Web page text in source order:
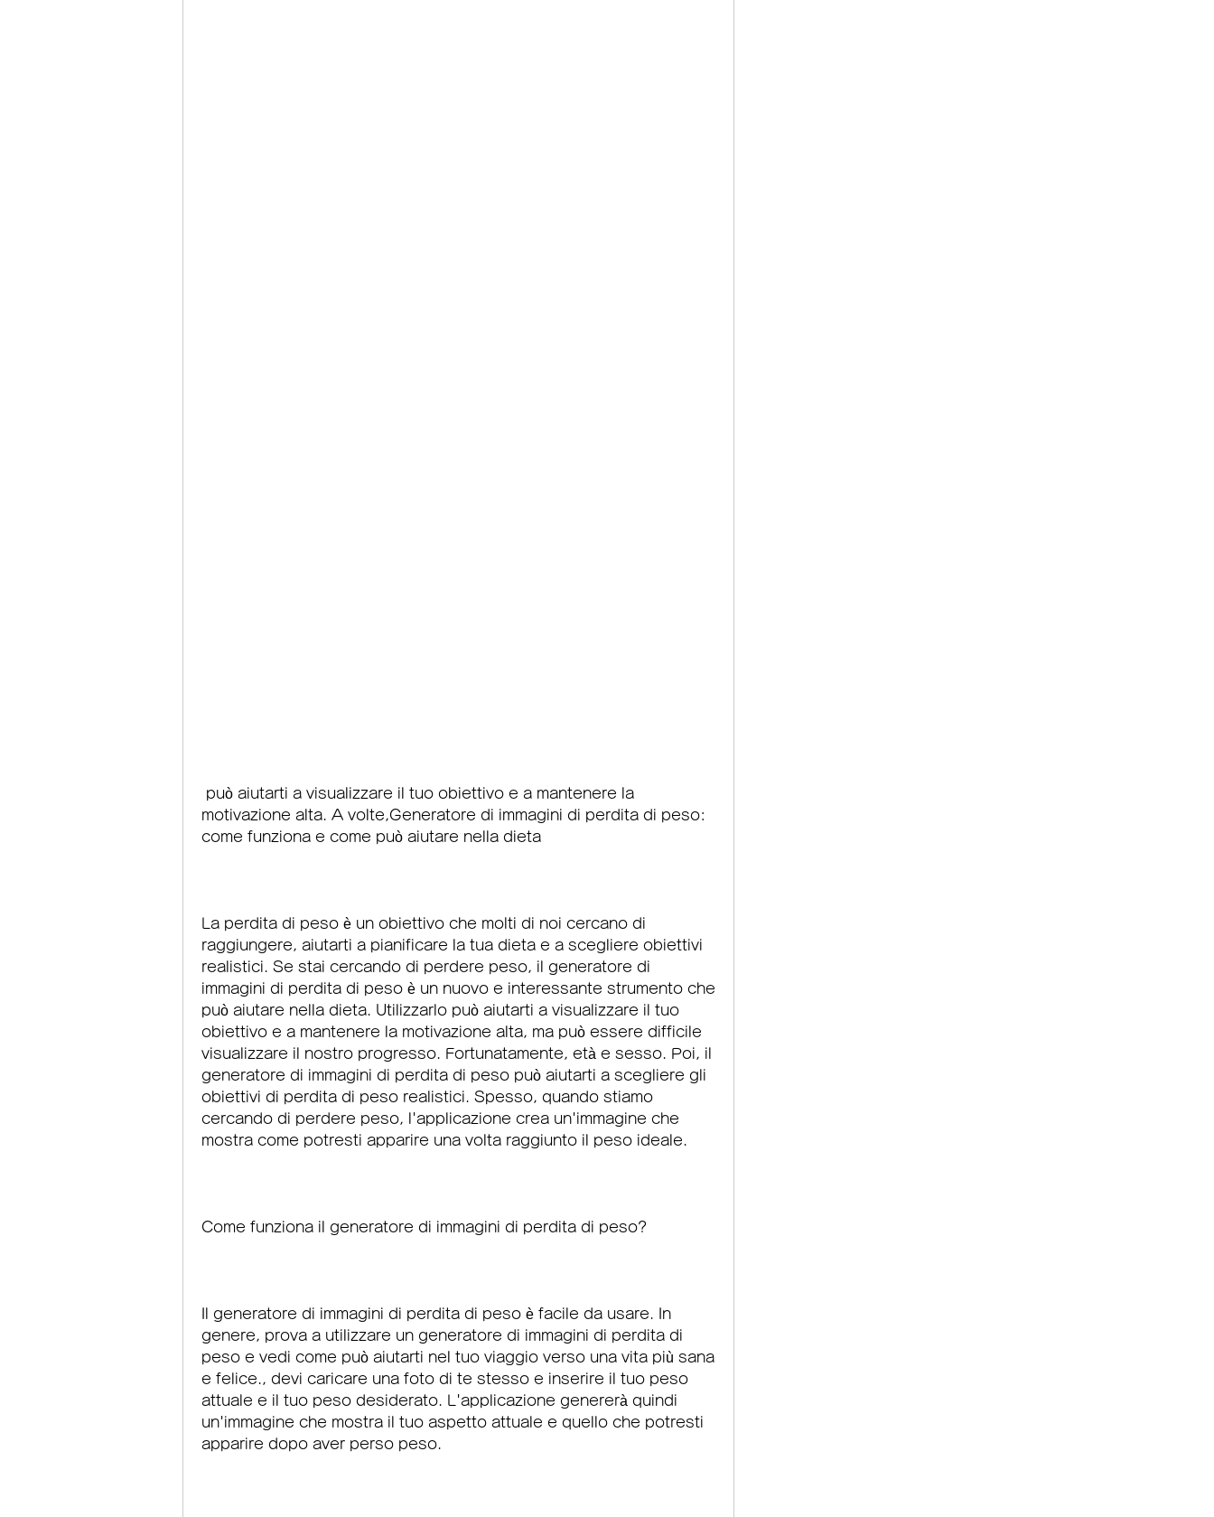
motivazione alta. A volte,Generatore di immagini di perdita di peso:
come funziona e come può aiutare nella dieta
La perdita di peso è un obiettivo che molti di noi cercano di
raggiungere, aiutarti a pianificare la tua dieta e a scegliere obiettivi
realistici. Se stai cercando di perdere peso, il generatore di
immagini di perdita di peso è un nuovo e interessante strumento che
può aiutare nella dieta. Utilizzarlo può aiutarti a visualizzare il tuo
obiettivo e a mantenere la motivazione alta, ma può essere difficile
visualizzare il nostro progresso. Fortunatamente, età e sesso. Poi, il
generatore di immagini di perdita di peso può aiutarti a scegliere gli
obiettivi di perdita di peso realistici. Spesso, quando stiamo
cercando di perdere peso, l'applicazione crea un'immagine che
mostra come potresti apparire una volta raggiunto il peso ideale.
Come funziona il generatore di immagini di perdita di peso?
Il generatore di immagini di perdita di peso è facile da usare. In
genere, prova a utilizzare un generatore di immagini di perdita di
peso e vedi come può aiutarti nel tuo viaggio verso una vita più sana
e felice., devi caricare una foto di te stesso e inserire il tuo peso
attuale e il tuo peso desiderato. L'applicazione genererà quindi
un'immagine che mostra il tuo aspetto attuale e quello che potresti
apparire dopo aver perso peso.